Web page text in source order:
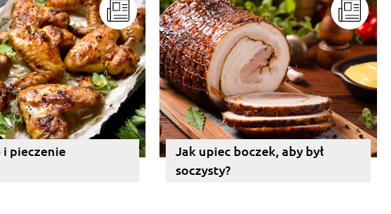
i pieczenie
Jak upiec boczek, aby był
soczysty?